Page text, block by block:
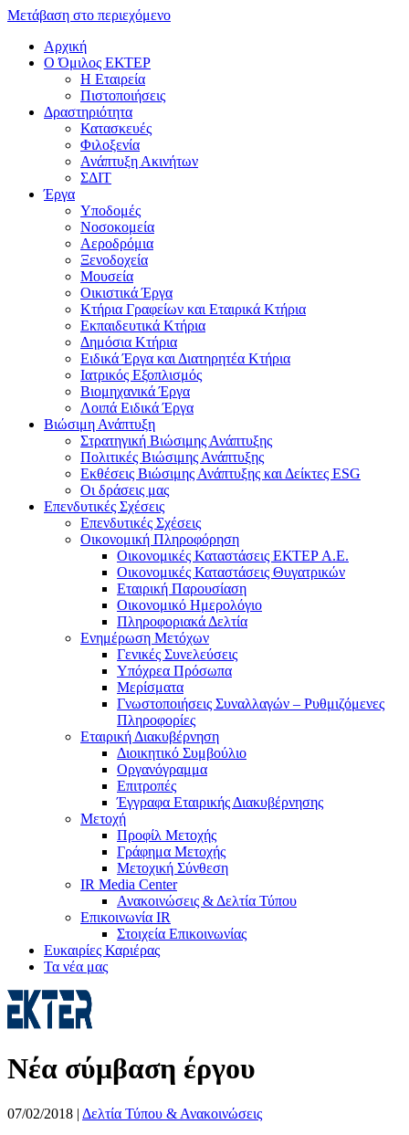
Μετάβαση στο περιεχόμενο
Αρχική
Ο Όμιλος ΕΚΤΕΡ
H Εταιρεία
Πιστοποιήσεις
Δραστηριότητα
Κατασκευές
Φιλοξενία
Ανάπτυξη Ακινήτων
ΣΔΙΤ
Έργα
Υποδομές
Νοσοκομεία
Αεροδρόμια
Ξενοδοχεία
Μουσεία
Οικιστικά Έργα
Κτήρια Γραφείων και Εταιρικά Κτήρια
Εκπαιδευτικά Κτήρια
Δημόσια Κτήρια
Ειδικά Έργα και Διατηρητέα Κτήρια
Ιατρικός Εξοπλισμός
Βιομηχανικά Έργα
Λοιπά Ειδικά Έργα
Βιώσιμη Ανάπτυξη
Στρατηγική Βιώσιμης Ανάπτυξης
Πολιτικές Βιώσιμης Ανάπτυξης
Εκθέσεις Βιώσιμης Ανάπτυξης και Δείκτες ESG
Οι δράσεις μας
Επενδυτικές Σχέσεις
Επενδυτικές Σχέσεις
Οικονομική Πληροφόρηση
Οικονομικές Καταστάσεις ΕΚΤΕΡ Α.Ε.
Οικονομικές Καταστάσεις Θυγατρικών
Εταιρική Παρουσίαση
Οικονομικό Ημερολόγιο
Πληροφοριακά Δελτία
Ενημέρωση Μετόχων
Γενικές Συνελεύσεις
Υπόχρεα Πρόσωπα
Μερίσματα
Γνωστοποιήσεις Συναλλαγών – Ρυθμιζόμενες
Πληροφορίες
Εταιρική Διακυβέρνηση
Διοικητικό Συμβούλιο
Οργανόγραμμα
Επιτροπές
Έγγραφα Εταιρικής Διακυβέρνησης
Μετοχή
Προφίλ Μετοχής
Γράφημα Μετοχής
Μετοχική Σύνθεση
IR Media Center
Ανακοινώσεις & Δελτία Τύπου
Επικοινωνία IR
Στοιχεία Επικοινωνίας
Ευκαιρίες Καριέρας
Τα νέα μας
Νέα σύμβαση έργου
07/02/2018 | Δελτία Τύπου & Ανακοινώσεις